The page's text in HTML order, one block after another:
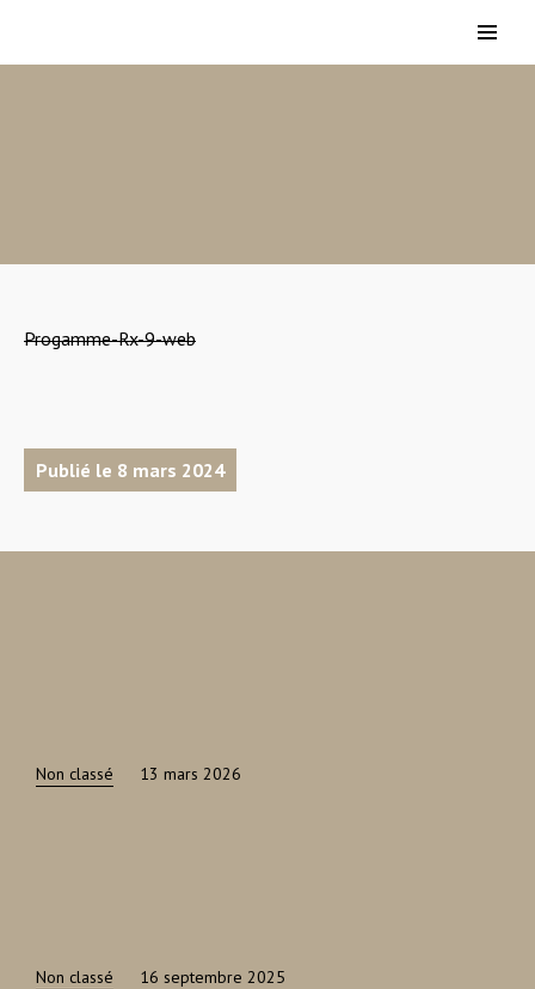
Progamme-Rx-9-web
Publié le 8 mars 2024
Non classé 13 mars 2026
Non classé 16 septembre 2025